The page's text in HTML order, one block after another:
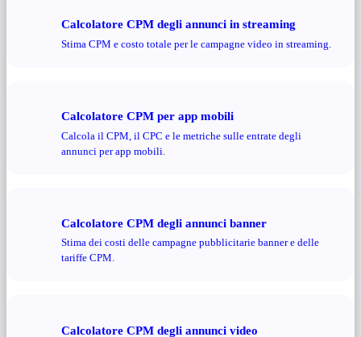
Calcolatore CPM degli annunci in streaming
Stima CPM e costo totale per le campagne video in streaming.
Calcolatore CPM per app mobili
Calcola il CPM, il CPC e le metriche sulle entrate degli
annunci per app mobili.
Calcolatore CPM degli annunci banner
Stima dei costi delle campagne pubblicitarie banner e delle
tariffe CPM.
Calcolatore CPM degli annunci video